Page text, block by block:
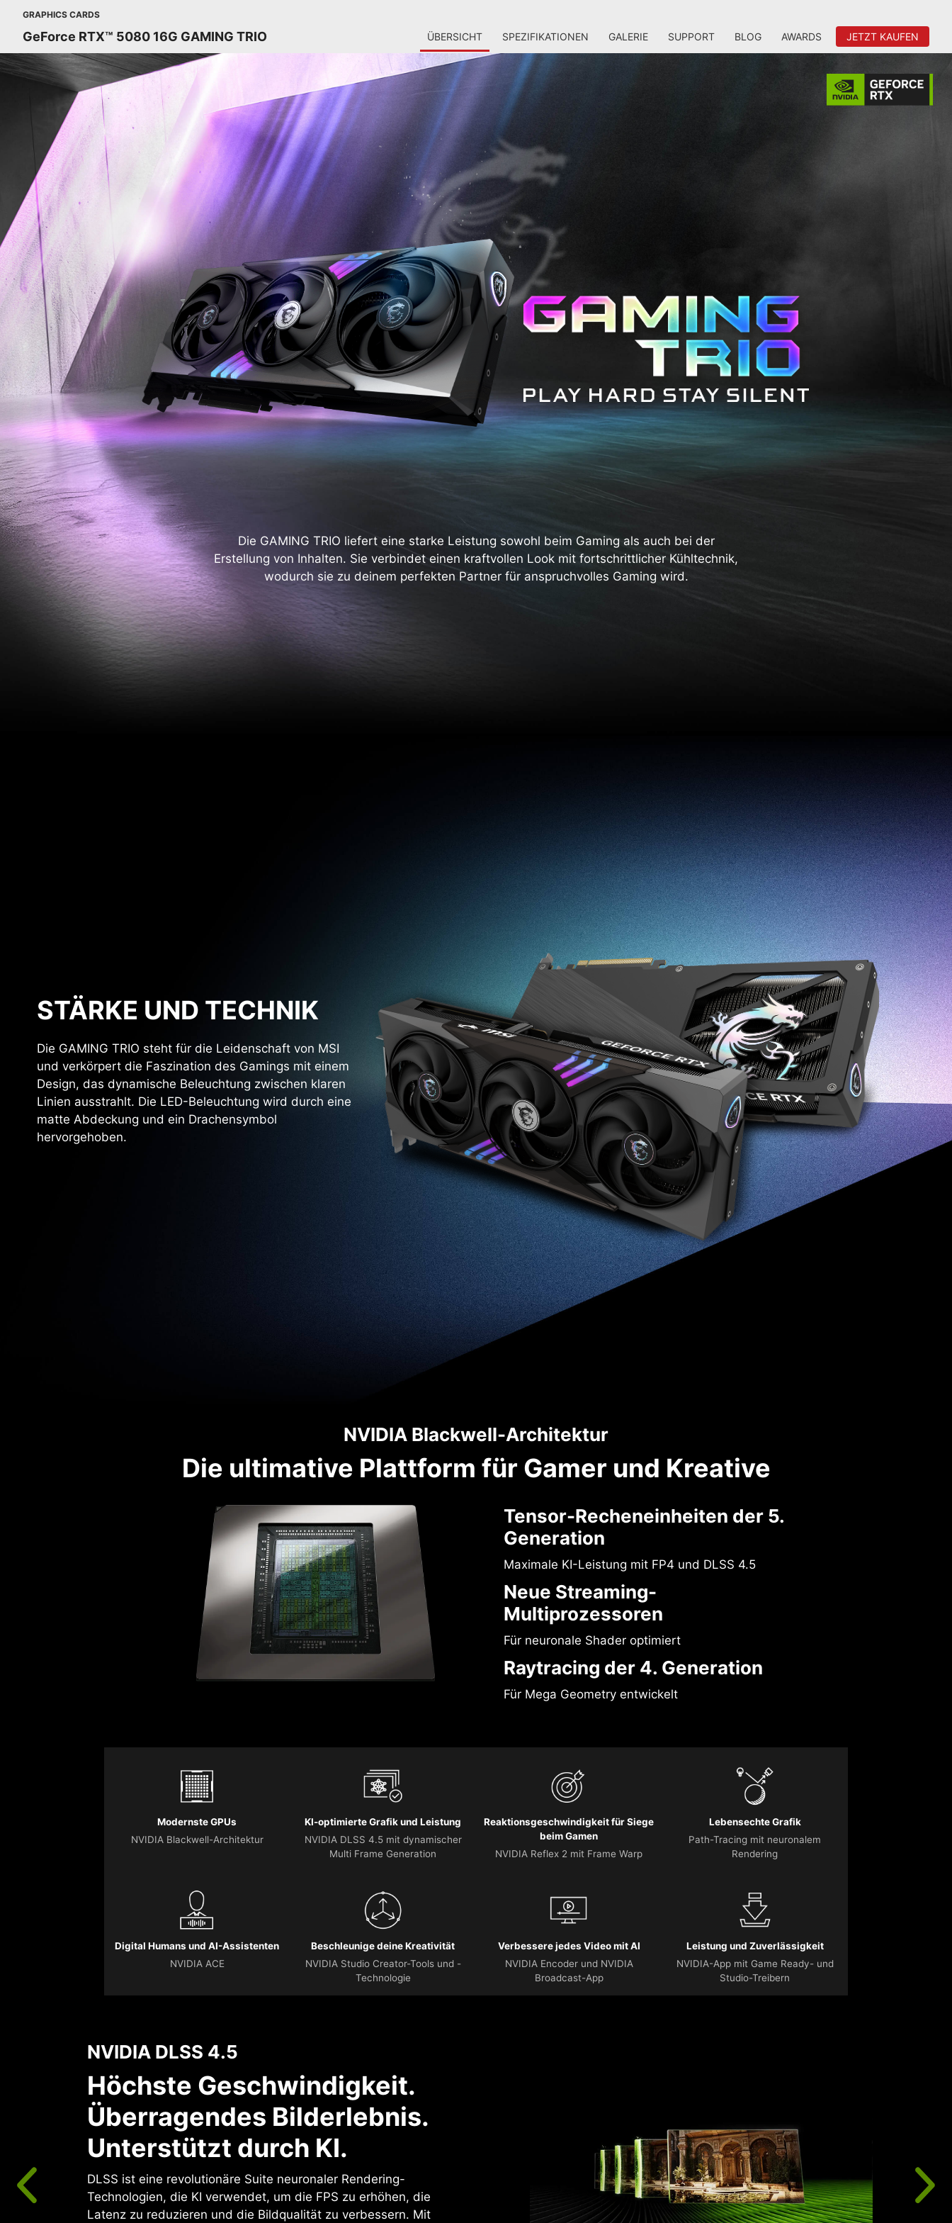
GRAPHICS CARDS
GeForce RTX™ 5080 16G GAMING TRIO ÜBERSICHT SPEZIFIKATIONEN GALERIE SUPPORT BLOG AWARDS JETZT KAUFEN
Die GAMING TRIO liefert eine starke Leistung sowohl beim Gaming als auch bei der
Erstellung von Inhalten. Sie verbindet einen kraftvollen Look mit fortschrittlicher Kühltechnik,
wodurch sie zu deinem perfekten Partner für anspruchvolles Gaming wird.
STÄRKE UND TECHNIK
Die GAMING TRIO steht für die Leidenschaft von MSI
und verkörpert die Faszination des Gamings mit einem
Design, das dynamische Beleuchtung zwischen klaren
Linien ausstrahlt. Die LED-Beleuchtung wird durch eine
matte Abdeckung und ein Drachensymbol
hervorgehoben.
NVIDIA Blackwell-Architektur
Die ultimative Plattform für Gamer und Kreative
Tensor-Recheneinheiten der 5.
Generation
Maximale KI-Leistung mit FP4 und DLSS 4.5
Neue Streaming-
Multiprozessoren
Für neuronale Shader optimiert
Raytracing der 4. Generation
Für Mega Geometry entwickelt
Modernste GPUs
NVIDIA Blackwell-Architektur
KI-optimierte Grafik und Leistung
NVIDIA DLSS 4.5 mit dynamischer
Multi Frame Generation
Reaktionsgeschwindigkeit für Siege
beim Gamen
NVIDIA Reflex 2 mit Frame Warp
Lebensechte Grafik
Path-Tracing mit neuronalem
Rendering
Digital Humans und AI-Assistenten
NVIDIA ACE
Beschleunige deine Kreativität
NVIDIA Studio Creator-Tools und -
Technologie
Verbessere jedes Video mit AI
NVIDIA Encoder und NVIDIA
Broadcast-App
Leistung und Zuverlässigkeit
NVIDIA-App mit Game Ready- und
Studio-Treibern
NVIDIA DLSS 4.5
Höchste Geschwindigkeit.
Überragendes Bilderlebnis.
Unterstützt durch KI.
DLSS ist eine revolutionäre Suite neuronaler Rendering-
Technologien, die KI verwendet, um die FPS zu erhöhen, die
Latenz zu reduzieren und die Bildqualität zu verbessern. Mit